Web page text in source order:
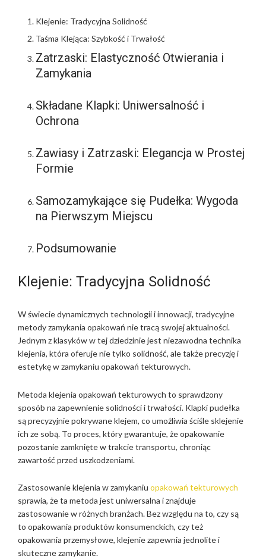
Klejenie: Tradycyjna Solidność
Taśma Klejąca: Szybkość i Trwałość
Zatrzaski: Elastyczność Otwierania i
Zamykania
Składane Klapki: Uniwersalność i
Ochrona
Zawiasy i Zatrzaski: Elegancja w Prostej
Formie
Samozamykające się Pudełka: Wygoda
na Pierwszym Miejscu
Podsumowanie
Klejenie: Tradycyjna Solidność
W świecie dynamicznych technologii i innowacji, tradycyjne
metody zamykania opakowań nie tracą swojej aktualności.
Jednym z klasyków w tej dziedzinie jest niezawodna technika
klejenia, która oferuje nie tylko solidność, ale także precyzję i
estetykę w zamykaniu opakowań tekturowych.
Metoda klejenia opakowań tekturowych to sprawdzony
sposób na zapewnienie solidności i trwałości. Klapki pudełka
są precyzyjnie pokrywane klejem, co umożliwia ściśle sklejenie
ich ze sobą. To proces, który gwarantuje, że opakowanie
pozostanie zamknięte w trakcie transportu, chroniąc
zawartość przed uszkodzeniami.
Zastosowanie klejenia w zamykaniu opakowań tekturowych
sprawia, że ta metoda jest uniwersalna i znajduje
zastosowanie w różnych branżach. Bez względu na to, czy są
to opakowania produktów konsumenckich, czy też
opakowania przemysłowe, klejenie zapewnia jednolite i
skuteczne zamykanie.